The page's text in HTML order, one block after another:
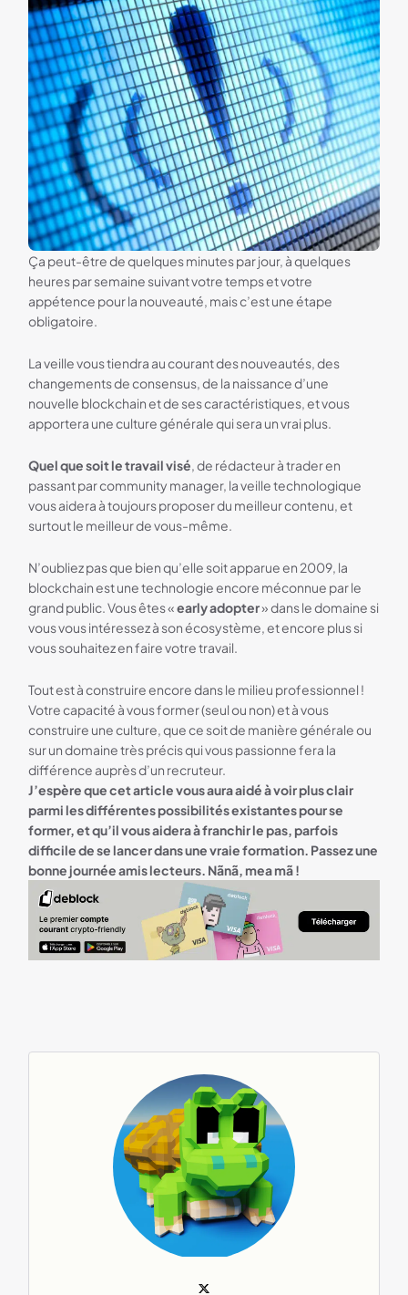
Ça peut-être de quelques minutes par jour, à quelques
heures par semaine suivant votre temps et votre
appétence pour la nouveauté, mais c’est une étape
obligatoire.
La veille vous tiendra au courant des nouveautés, des
changements de consensus, de la naissance d’une
nouvelle blockchain et de ses caractéristiques, et vous
apportera une culture générale qui sera un vrai plus.
Quel que soit le travail visé, de rédacteur à trader en
passant par community manager, la veille technologique
vous aidera à toujours proposer du meilleur contenu, et
surtout le meilleur de vous-même.
N’oubliez pas que bien qu’elle soit apparue en 2009, la
blockchain est une technologie encore méconnue par le
grand public. Vous êtes «early adopter» dans le domaine si
vous vous intéressez à son écosystème, et encore plus si
vous souhaitez en faire votre travail.
Tout est à construire encore dans le milieu professionnel !
Votre capacité à vous former (seul ou non) et à vous
construire une culture, que ce soit de manière générale ou
sur un domaine très précis qui vous passionne fera la
différence auprès d’un recruteur.
J’espère que cet article vous aura aidé à voir plus clair
parmi les différentes possibilités existantes pour se
former, et qu’il vous aidera à franchir le pas, parfois
difficile de se lancer dans une vraie formation. Passez une
bonne journée amis lecteurs. Nãnã, mea mã !